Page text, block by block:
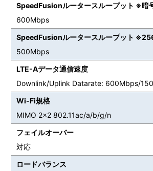
SpeedFusionルータースループット ※暗
600Mbps
SpeedFusionルータースループット
500Mbps
LTE-Aデータ通信速度
Downlink/Uplink Datarate: 600Mbps/
Wi-Fi規格
MIMO 2×2 802.11ac/a/b/g/n
フェイルオーバー
対応
ロードバランス